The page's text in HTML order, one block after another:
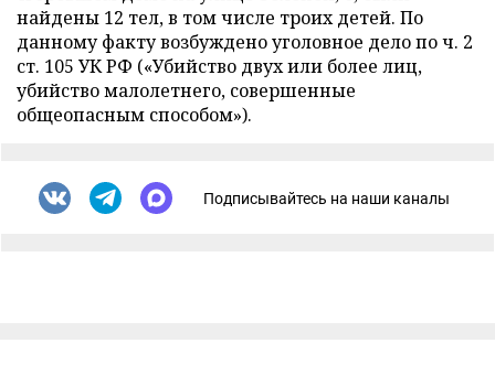
найдены 12 тел, в том числе троих детей. По
данному факту возбуждено уголовное дело по ч. 2
ст. 105 УК РФ («Убийство двух или более лиц,
убийство малолетнего, совершенные
общеопасным способом»).
Подписывайтесь на наши каналы